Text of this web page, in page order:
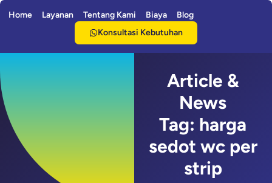
Home Layanan Tentang Kami Biaya
Blog
Konsultasi Kebutuhan
Article &
News
Tag: harga
sedot wc per
strip